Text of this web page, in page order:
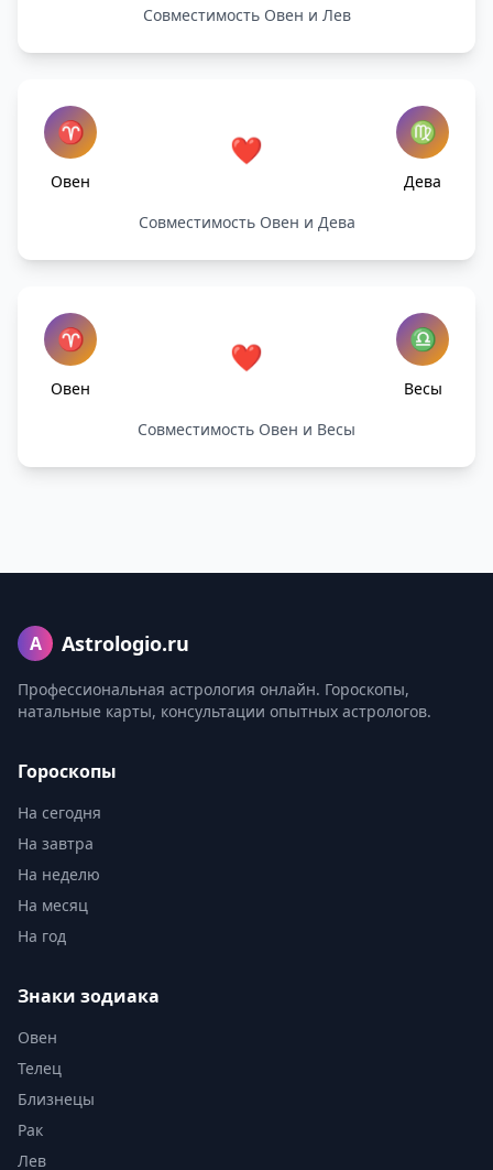
Совместимость Овен и Лев
♈
Овен
❤️ ♍
Дева
Совместимость Овен и Дева
♈
Овен
❤️ ♎
Весы
Совместимость Овен и Весы
A Astrologio.ru
Профессиональная астрология онлайн. Гороскопы,
натальные карты, консультации опытных астрологов.
Гороскопы
На сегодня
На завтра
На неделю
На месяц
На год
Знаки зодиака
Овен
Телец
Близнецы
Рак
Лев